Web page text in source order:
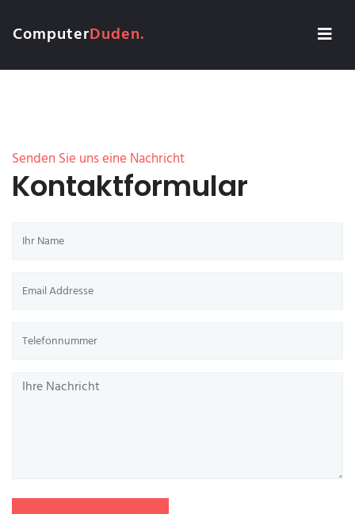
ComputerDuden.
Senden Sie uns eine Nachricht
Kontaktformular